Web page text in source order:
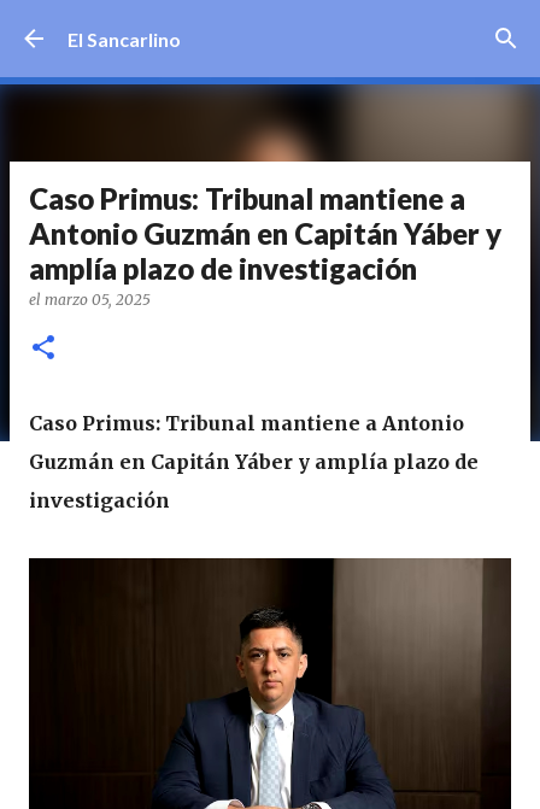
El Sancarlino
Caso Primus: Tribunal mantiene a
Antonio Guzmán en Capitán Yáber y
amplía plazo de investigación
el marzo 05, 2025
Caso Primus: Tribunal mantiene a Antonio
Guzmán en Capitán Yáber y amplía plazo de
investigación